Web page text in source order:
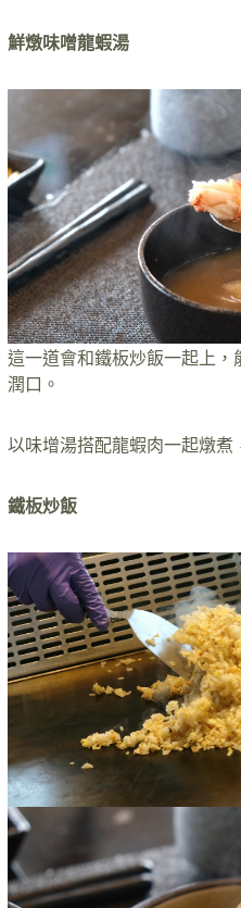
鮮燉味噌龍蝦湯
這一道會和鐵板炒飯一起上，
潤口。
以味增湯搭配龍蝦肉一起燉煮
鐵板炒飯